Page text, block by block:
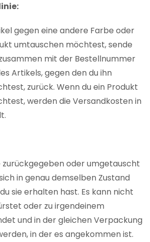
gegen eine andere Farbe oder
umtauschen möchtest, sende
mit der Bestellnummer
Artikels, gegen den du ihn
zurück. Wenn du ein Produkt
werden die Versandkosten in
zurückgegeben oder umgetauscht
in genau demselben Zustand
sie erhalten hast. Es kann nicht
oder zu irgendeinem
und in der gleichen Verpackung
in der es angekommen ist.